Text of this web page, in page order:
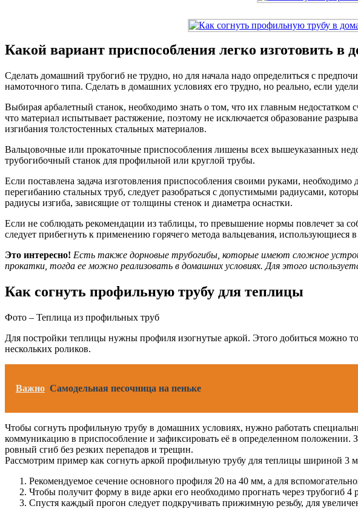
Какой вариант приспособления легко изготовить
Сделать домашний трубогиб не трудно, но для начала надо определиться с
намоточного типа. Сделать в домашних условиях его трудно, но реально, если
Выбирая арбалетный станок, необходимо знать о том, что их главным недостатком
что материал испытывает растяжение, поэтому не исключается образование
изгибания толстостенных стальных материалов.
Вальцовочные или прокаточные приспособления лишены всех вышеуказанных
трубогибочный станок для профильной или круглой трубы.
Если поставлена задача изготовления приспособления своими руками,
перегибанию стальных труб, следует разобраться с допустимыми радиусами,
радиусы изгиба, зависящие от толщины стенок и диаметра оснастки.
Если не соблюдать рекомендации из таблицы, то превышение нормы повлечет за
следует прибегнуть к применению горячего метода вальцевания, использующиеся
Это интересно! Есть также дорновые трубогибы, которые имеют сложное
прокатки, тогда ее можно реализовать в домашних условиях. Для этого
Как согнуть профильную трубу для теплицы
Фото – Теплица из профильных труб
Для постройки теплицы нужны профиля изогнутые аркой. Этого добиться можно
нескольких роликов.
Важно Самодельная песочница на пеньке
Чтобы согнуть профильную трубу в домашних условиях, нужно работать
коммуникацию в приспособление и зафиксировать её в определенном положении.
ровный сгиб без резких перепадов и трещин.
Рассмотрим пример как согнуть аркой профильную трубу для теплицы шириной 3
Рекомендуемое сечение основного профиля 20 на 40 мм, а для
Чтобы получит форму в виде арки его необходимо прогнать через трубогиб 4
Спустя каждый прогон следует подкручивать прижимную резьбу, для